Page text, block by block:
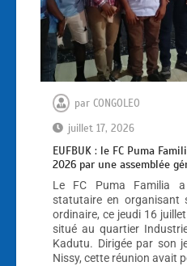
par CONGOLEO
juillet 17, 2026
EUFBUK : le FC Puma
2026 par une assemblée
Le FC Puma Familia
statutaire en organisant
ordinaire, ce jeudi 16
situé au quartier
Kadutu. Dirigée par son
Nissy, cette réunion avait